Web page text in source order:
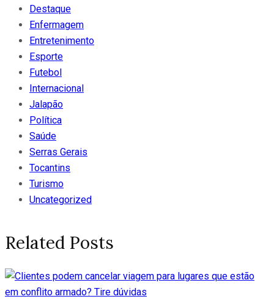
Destaque
Enfermagem
Entretenimento
Esporte
Futebol
Internacional
Jalapão
Política
Saúde
Serras Gerais
Tocantins
Turismo
Uncategorized
Related Posts